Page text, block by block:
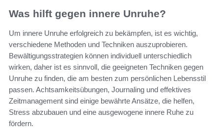
Was hilft gegen innere Unruhe?
Um innere Unruhe erfolgreich zu bekämpfen, ist es wichtig,
verschiedene Methoden und Techniken auszuprobieren.
Bewältigungsstrategien können individuell unterschiedlich
wirken, daher ist es sinnvoll, die geeigneten Techniken gegen
Unruhe zu finden, die am besten zum persönlichen Lebensstil
passen. Achtsamkeitsübungen, Journaling und effektives
Zeitmanagement sind einige bewährte Ansätze, die helfen,
Stress abzubauen und eine ausgewogene innere Ruhe zu
fördern.